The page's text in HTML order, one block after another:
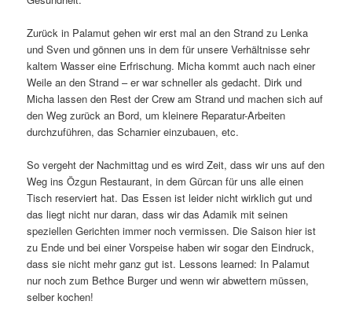
Zurück in Palamut gehen wir erst mal an den Strand zu Lenka
und Sven und gönnen uns in dem für unsere Verhältnisse sehr
kaltem Wasser eine Erfrischung. Micha kommt auch nach einer
Weile an den Strand – er war schneller als gedacht. Dirk und
Micha lassen den Rest der Crew am Strand und machen sich auf
den Weg zurück an Bord, um kleinere Reparatur-Arbeiten
durchzuführen, das Scharnier einzubauen, etc.
So vergeht der Nachmittag und es wird Zeit, dass wir uns auf den
Weg ins Özgun Restaurant, in dem Gürcan für uns alle einen
Tisch reserviert hat. Das Essen ist leider nicht wirklich gut und
das liegt nicht nur daran, dass wir das Adamik mit seinen
speziellen Gerichten immer noch vermissen. Die Saison hier ist
zu Ende und bei einer Vorspeise haben wir sogar den Eindruck,
dass sie nicht mehr ganz gut ist. Lessons learned: In Palamut
nur noch zum Bethce Burger und wenn wir abwettern müssen,
selber kochen!